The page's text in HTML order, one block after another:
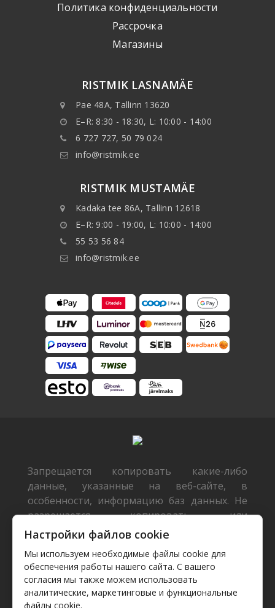
Политика конфиденциальности
Рассрочка
Mагазины
RISTMIK LASNAMÄE
Pae 48A, Tallinn 13620
E–R: 8:30 - 18:30, L: 10:00 - 14:00
6 727 727, 50 79 024
info@ristmik.ee
RISTMIK MUSTAMÄE
Kadaka tee 86A, Tallinn 12618
E–R: 9:00 - 19:00, L: 10:00 - 14:00
55 53 56 84
info@ristmik.ee
Запрещается копировать какие-либо
данные, указанные на веб-сайте, в
особенности, информацию баз данных. Не
разрешается копировать или
распространять данные или базы данных
без предварительного письменного
согласия TecDoc или/и разрешать такие
действия третьим лицам. Такие действия
будут расцениваться как нарушение
авторских прав и будут преследоваться
Настройки файлов cookie
Мы используем необходимые файлы cookie для
обеспечения работы нашего сайта. С вашего
согласия мы также можем использовать
аналитические, маркетинговые и функциональные
файлы cookie.